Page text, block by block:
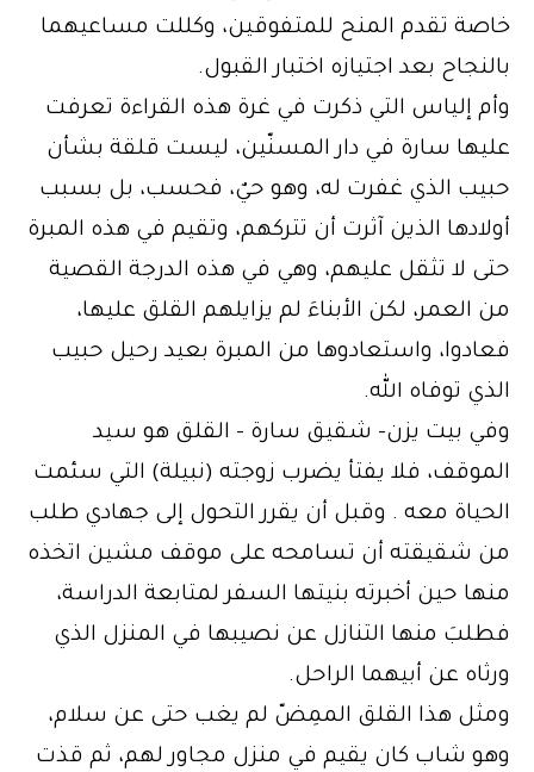
خاصة تقدم المنح للمتفوقين، وكللت مساعيهما
بالنجاح بعد اجتيازه اختبار القبول.
وأم إلياس التي ذكرت في غرة هذه القراءة تعرفت
عليها سارة في دار المسنّين، ليست قلقة بشأن
حبيب الذي غفرت له، وهو حيٌ، فحسب، بل بسبب
أولادها الذين آثرت أن تتركهم، وتقيم في هذه المبرة
حتى لا تثقل عليهم، وهي في هذه الدرجة القصية
من العمر، لكن الأبناءَ لم يزايلهم القلق عليها،
فعادوا، واستعادوها من المبرة بعيد رحيل حبيب
الذي توفاه الله.
وفي بيت يزن- شقيق سارة – القلق هو سيد
الموقف، فلا يفتأ يضرب زوجته (نبيلة) التي سئمت
الحياة معه . وقبل أن يقرر التحول إلى جهادي طلب
من شقيقته أن تسامحه على موقف مشين اتخذه
منها حين أخبرته بنيتها السفر لمتابعة الدراسة،
فطلبَ منها التنازل عن نصيبها في المنزل الذي
ورثاه عن أبيهما الراحل.
ومثل هذا القلق الممِضّ لم يغب حتى عن سلام،
وهو شاب كان يقيم في منزل مجاور لهم، ثم قذت